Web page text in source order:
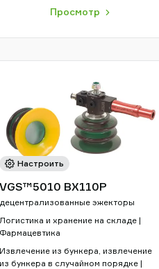
Просмотр
Настроить
VGS™5010 BX110P
децентрализованные эжекторы
Логистика и хранение на складе |
Фармацевтика
Извлечение из бункера, извлечение
из бункера в случайном порядке |